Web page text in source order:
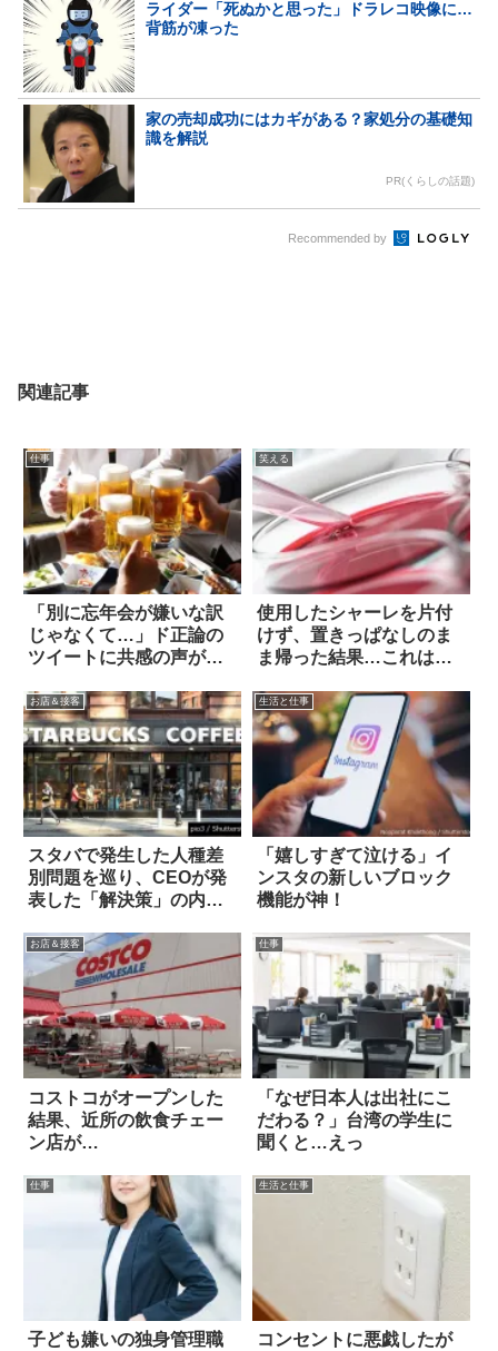
ライダー「死ぬかと思った」ドラレコ映像に…
背筋が凍った
家の売却成功にはカギがある？家処分の基礎知
識を解説
PR(くらしの話題)
Recommended by
関連記事
仕事
「別に忘年会が嫌いな訳
じゃなくて…」ド正論の
ツイートに共感の声が集
笑える
使用したシャーレを片付
けず、置きっぱなしのま
ま帰った結果…これは恥
お店＆接客
スタバで発生した人種差
別問題を巡り、CEOが発
表した「解決策」の内容
生活と仕事
「嬉しすぎて泣ける」イ
ンスタの新しいブロック
機能が神！
お店＆接客
コストコがオープンした
結果、近所の飲食チェー
ン店が…
仕事
「なぜ日本人は出社にこ
だわる？」台湾の学生に
聞くと…えっ
仕事
子ども嫌いの独身管理職
生活と仕事
コンセントに悪戯したが